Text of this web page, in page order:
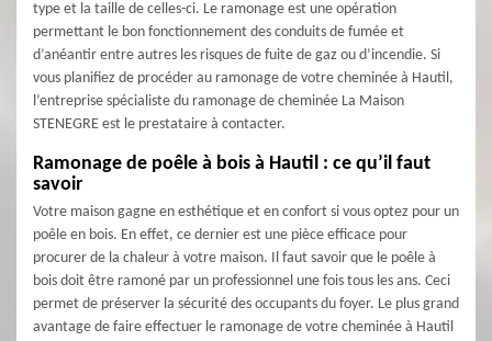
type et la taille de celles-ci. Le ramonage est une opération
permettant le bon fonctionnement des conduits de fumée et
d’anéantir entre autres les risques de fuite de gaz ou d’incendie. Si
vous planifiez de procéder au ramonage de votre cheminée à Hautil,
l’entreprise spécialiste du ramonage de cheminée La Maison
STENEGRE est le prestataire à contacter.
Ramonage de poêle à bois à Hautil : ce qu’il faut
savoir
Votre maison gagne en esthétique et en confort si vous optez pour un
poêle en bois. En effet, ce dernier est une pièce efficace pour
procurer de la chaleur à votre maison. Il faut savoir que le poêle à
bois doit être ramoné par un professionnel une fois tous les ans. Ceci
permet de préserver la sécurité des occupants du foyer. Le plus grand
avantage de faire effectuer le ramonage de votre cheminée à Hautil